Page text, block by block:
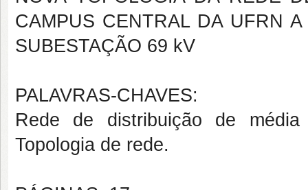
CAMPUS CENTRAL DA UFRN
SUBESTAÇÃO 69 kV
PALAVRAS-CHAVES:
Rede de distribuição de
Topologia de rede.